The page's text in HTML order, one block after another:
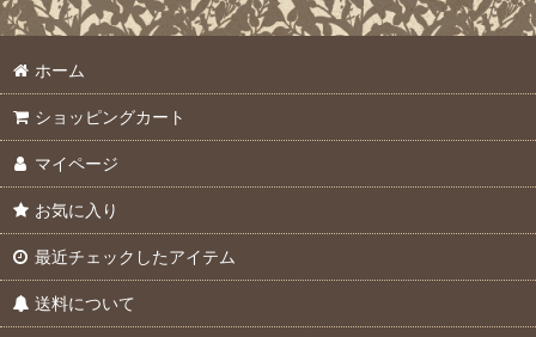
ホーム
ショッピングカート
マイページ
お気に入り
最近チェックしたアイテム
送料について